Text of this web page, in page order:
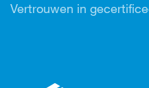
Vertrouwen in